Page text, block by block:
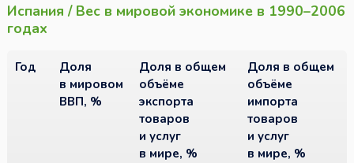
Испания / Вес в мировой экономике в 1990–2006
годах
Год
Доля
в мировом
ВВП, %
Доля в общем
объёме
экспорта
товаров
и услуг
в мире, %
Доля в общем
объёме
импорта
товаров
и услуг
в мире, %